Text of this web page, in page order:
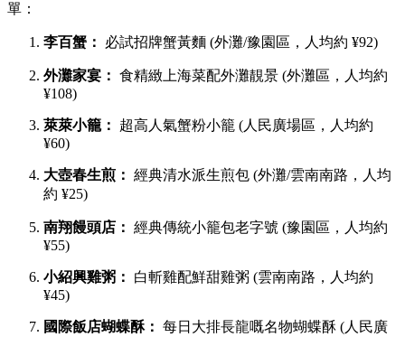
單：
李百蟹： 必試招牌蟹黃麵 (外灘/豫園區，人均約 ¥92)
外灘家宴： 食精緻上海菜配外灘靚景 (外灘區，人均約
¥108)
萊萊小籠：
超高人氣蟹粉小籠 (人民廣場區，人均約
¥60)
大壺春生煎： 經典清水派生煎包 (外灘/雲南南路，人均
約 ¥25)
南翔饅頭店： 經典傳統小籠包老字號 (豫園區，人均約
¥55)
小紹興雞粥：
白斬雞配鮮甜雞粥 (雲南南路，人均約
¥45)
國際飯店蝴蝶酥： 每日大排長龍嘅名物蝴蝶酥 (人民廣